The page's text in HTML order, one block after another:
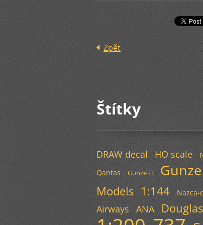
Zpět
Štítky
DRAW decal HO scale
Qantas Gunze H
Models 1:144 Nazca-
Airways
ANA Douglas